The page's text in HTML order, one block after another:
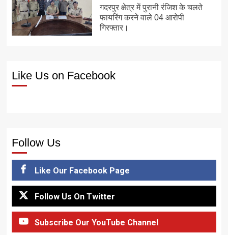
गदरपुर क्षेत्र में पुरानी रंजिश के चलते
फायरिंग करने वाले 04 आरोपी
गिरफ्तार।
Like Us on Facebook
Follow Us
Like Our Facebook Page
Follow Us On Twitter
Subscribe Our YouTube Channel